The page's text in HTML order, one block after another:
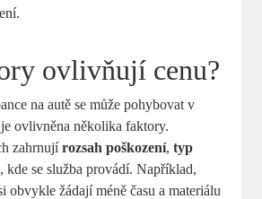
ovlivňují cenu?
na autě se může pohybovat v
ovlivněna několika faktory.
zahrnujírozsah poškození,typ
, kde se služba provádí. Například,
obvykle žádají méně času a materiálu